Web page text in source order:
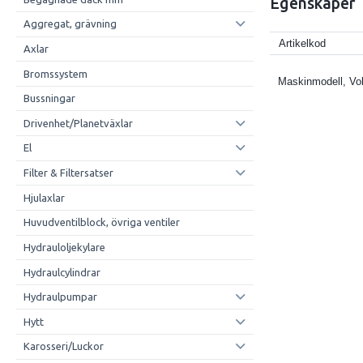
Aggregat, grävning
Axlar
Bromssystem
Bussningar
Drivenhet/Planetväxlar
El
Filter & Filtersatser
Hjulaxlar
Huvudventilblock, övriga ventiler
Hydrauloljekylare
Hydraulcylindrar
Hydraulpumpar
Hytt
Karosseri/Luckor
Artikelkod
Maskinmodell,